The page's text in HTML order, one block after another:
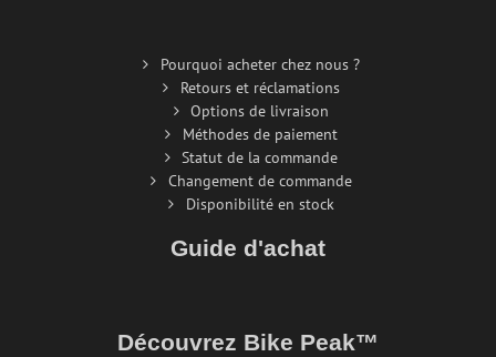
Pourquoi acheter chez nous ?
Retours et réclamations
Options de livraison
Méthodes de paiement
Statut de la commande
Changement de commande
Disponibilité en stock
Guide d'achat
Découvrez Bike Peak™